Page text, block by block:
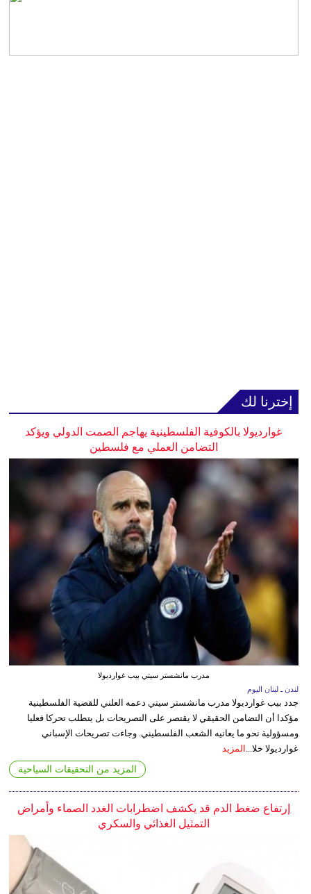
إخترنا لك
غوارديولا بالكوفية الفلسطينية يهاجم الصمت الدولي ويؤكد
التضامن العملي مع فلسطين
مدرب مانشستر سيتي بيب غوارديولا
لندن ـ لبنان اليوم
جدد بيب غوارديولا مدرب مانشستر سيتي دعمه العلني للقضية الفلسطينية
مؤكدا أن التضامن الحقيقي لا يقتصر على التصريحات بل يتطلب تحركا فعليا
ومسؤولية نحو ما يعانيه الشعب الفلسطيني. وجاءت تصريحات الإسباني
غوارديولا خلا... المزيد
المزيد من التحقيقات السياحية
إرتفاع ضغط الدم قد يكشف اضطرابات الغدد الصماء وأمراض
التمثيل الغذائي والسكري